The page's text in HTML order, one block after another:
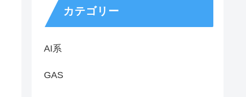
カテゴリー
AI系
GAS